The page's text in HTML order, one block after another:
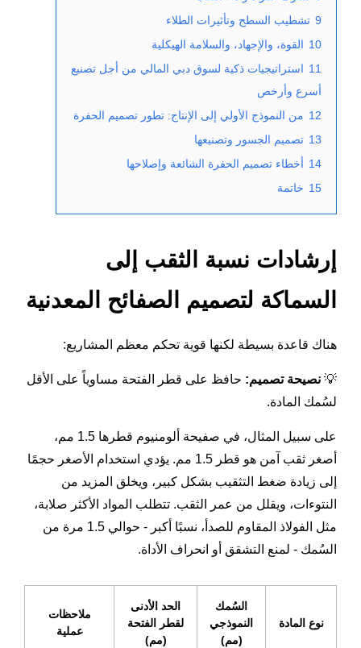
9 تشطيب السطح وتأثيرات الطلاء
10 القوة، والإجهاد، والسلامة الهيكلية
11 استراتيجيات ذكية لسوق دبي المالي من أجل تصنيع
أسرع وأرخص
12 من النموذج الأولي إلى الإنتاج: تطور تصميم الحفرة
13 تصميم الجسور وتصنيعها
14 أخطاء تصميم الحفرة الشائعة وإصلاحها
15 خاتمة
إرشادات نسبة الثقب إلى
السماكة لتصميم الصفائح المعدنية
هناك قاعدة بسيطة لكنها قوية تحكم معظم المشاريع:
💡 نصيحة تصميم: حافظ على قطر الفتحة مساوياً على الأقل
لسُمك المادة.
على سبيل المثال، في صفيحة ألومنيوم قطرها 1.5 مم،
أصغر ثقب آمن هو قطر 1.5 مم. يؤدي استخدام الأصغر حجمًا
إلى زيادة ضغط التثقيب بشكل كبير، ويخلق المزيد من
النتوءات، ويقلل من عمر الثقب. تتطلب المواد الأكثر صلابة،
مثل الفولاذ المقاوم للصدأ، نسبًا أكبر - حوالي 1.5 مرة من
السُمك - لمنع التشقق أو انحراف الأداة.
نوع المادة
السُمك
النموذجي
(مم)
الحد الأدنى
لقطر الفتحة
(مم)
ملاحظات
عملية